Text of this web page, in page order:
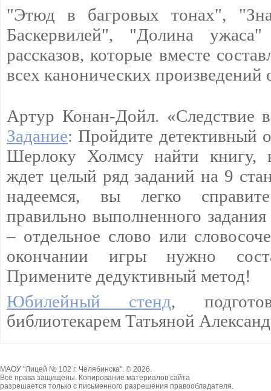
"Этюд в багровых тонах",
Баскервилей", "Долина
рассказов, которые вместе
всех канонических
Артур Конан-Дойл. «Следствие
Задание: Пройдите детективный
Шерлоку Холмсу найти книгу,
ждет целый ряд заданий на 9
надеемся, вы легко
правильно выполненного
– отдельное слово или
окончании игры нужно
Примените дедуктивный метод!
Юбилейный стенд,
библиотекарем Татьяной
МАОУ "Лицей № 102 г. Челябинска". © 2026.
Все права защищены. Копирование материалов сайта
разрешается только с письменного разрешения правообладателя.